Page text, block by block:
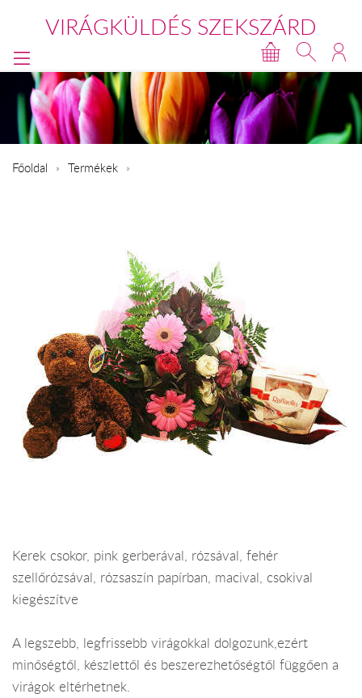
VIRÁGKÜLDÉS SZEKSZÁRD
Főoldal Termékek
Kerek csokor, pink gerberával, rózsával, fehér
szellőrózsával, rózsaszín papírban, macival, csokival
kiegészítve
A legszebb, legfrissebb virágokkal dolgozunk,ezért
minőségtől, készlettől és beszerezhetőségtől függően a
virágok eltérhetnek.